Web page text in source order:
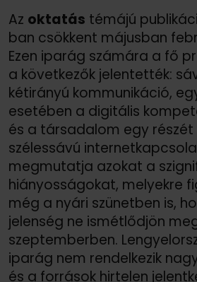
Az oktatás témájú
ban csökkent májusban
Ezen iparág számára a fő
a következők jelentették:
kétirányú kommunikáció,
esetében a digitális
és a társadalom egy részét
szélessávú
megmutatja azokat a
hiányosságokat, melyekre
még a nyári szünetben is,
jelenség ne ismétlődjön
szeptemberben.
iparág nem rendelkezik
és a források hirtelen